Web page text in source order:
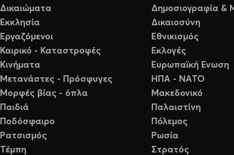
Δικαιώματα
Εκκλησία
Εργαζόμενοι
Καιρικό - Καταστροφές
Κινήματα
Μετανάστες - Πρόσφυγες
Μορφές βίας - όπλα
Παιδιά
Ποδόσφαιρο
Ρατσισμός
Τέμπη
Δημοσιογραφία &
Δικαιοσύνη
Εθνικισμός
Εκλογές
Ευρωπαϊκή Ενωση
ΗΠΑ - ΝΑΤΟ
Μακεδονικό
Παλαιστίνη
Πόλεμος
Ρωσία
Στρατός